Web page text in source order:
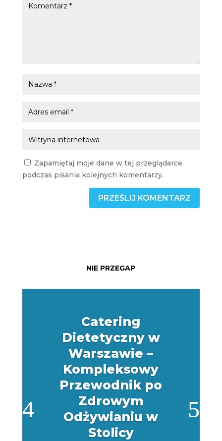
Zapamiętaj moje dane w tej przeglądarce
podczas pisania kolejnych komentarzy.
PRZEŚLIJ KOMENTARZ
NIE PRZEGAP
Catering
Dietetyczny w
Warszawie –
Kompleksowy
Przewodnik po
Zdrowym
Odżywianiu w
Stolicy